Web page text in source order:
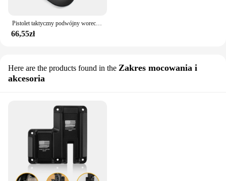
Pistolet taktyczny podwójny woreczek 9mm Mag Holder do glocka 17 19,Beretta M9 92,9mm 40 Cal airsoft akcesoria myśliwskie
66,55zł
Here are the products found in the Zakres mocowania i
akcesoria